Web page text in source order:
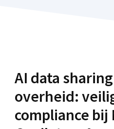
AI data
overheid:
compliance bij